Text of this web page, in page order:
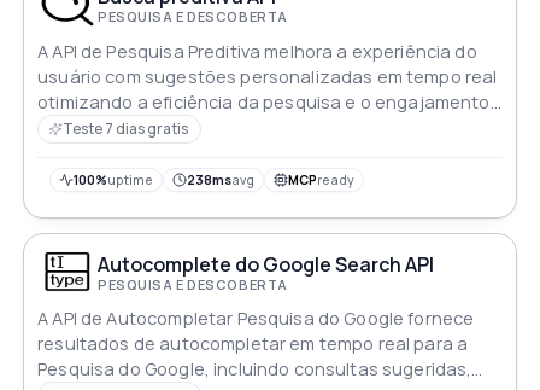
PESQUISA E DESCOBERTA
A API de Pesquisa Preditiva melhora a experiência do
usuário com sugestões personalizadas em tempo real
otimizando a eficiência da pesquisa e o engajamento
para uma jornada de navegação sem interrupções
Teste 7 dias gratis
100%uptime 238msavg MCPready
Autocomplete do Google Search API
PESQUISA E DESCOBERTA
A API de Autocompletar Pesquisa do Google fornece
resultados de autocompletar em tempo real para a
Pesquisa do Google, incluindo consultas sugeridas,